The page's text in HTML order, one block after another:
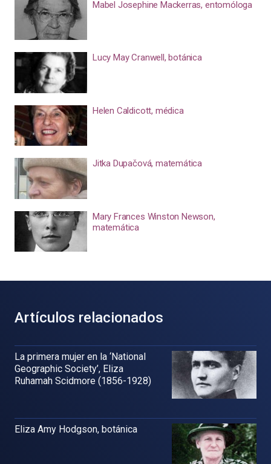
Mabel Josephine Mackerras, entomóloga
Lucy May Cranwell, botánica
Helen Caldicott, médica
Jitka Dupačová, matemática
Mary Frances Winston Newson,
matemática
Artículos relacionados
La primera mujer en la ‘National
Geographic Society’, Eliza
Ruhamah Scidmore (1856-1928)
Eliza Amy Hodgson, botánica